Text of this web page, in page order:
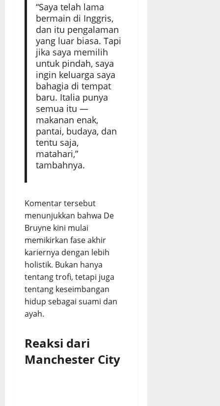
“Saya telah lama
bermain di Inggris,
dan itu pengalaman
yang luar biasa. Tapi
jika saya memilih
untuk pindah, saya
ingin keluarga saya
bahagia di tempat
baru. Italia punya
semua itu —
makanan enak,
pantai, budaya, dan
tentu saja,
matahari,”
tambahnya.
Komentar tersebut
menunjukkan bahwa De
Bruyne kini mulai
memikirkan fase akhir
kariernya dengan lebih
holistik. Bukan hanya
tentang trofi, tetapi juga
tentang keseimbangan
hidup sebagai suami dan
ayah.
Reaksi dari
Manchester City